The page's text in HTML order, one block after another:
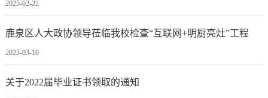
2025-02-22
鹿泉区人大政协领导莅临我校检查“互联网+明厨亮灶”工程
2023-03-10
关于2022届毕业证书领取的通知